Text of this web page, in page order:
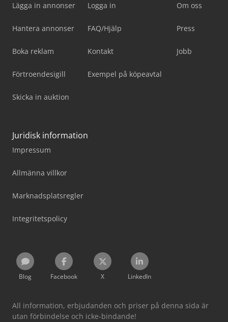
Lägga in annonser
Hantera annonser
Boka reklam
Förtroendesigill
Skicka in auktion
Logga in
FAQ/Hjälp
Kontakt
Exempel på köpeavtal
Om oss
Press
Jobb
Juridisk information
Impressum
Allmänna villkor
Marknadsplatsregler
Integritetspolicy
Blog Facebook X LinkedIn
All information, erbjudanden och priser på denna sida är
utan förbindelse och icke-bindande!